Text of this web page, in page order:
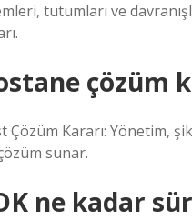
tutumları ve
çözüm
Çözüm Kararı: Yönetim,
sunar.
ne kadar